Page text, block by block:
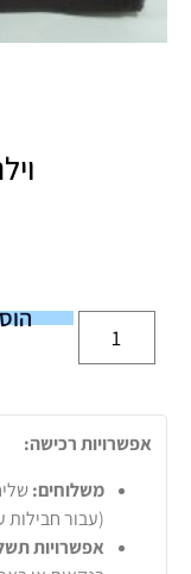
אפשרויות רכישה:
משלוחים:
(עבור חבילות עד 20
אפשרויות